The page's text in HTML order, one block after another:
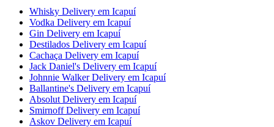
Whisky Delivery em Icapuí
Vodka Delivery em Icapuí
Gin Delivery em Icapuí
Destilados Delivery em Icapuí
Cachaça Delivery em Icapuí
Jack Daniel's Delivery em Icapuí
Johnnie Walker Delivery em Icapuí
Ballantine's Delivery em Icapuí
Absolut Delivery em Icapuí
Smirnoff Delivery em Icapuí
Askov Delivery em Icapuí